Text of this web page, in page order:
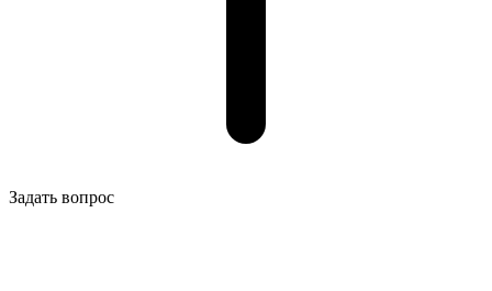
Задать вопрос